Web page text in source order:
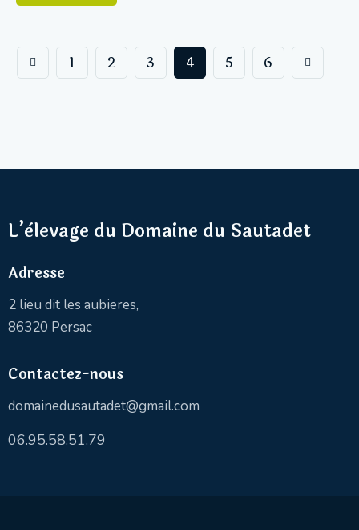
1 2 3 4 5 6
→
L’èlevage du Domaine du Sautadet
Adresse
2 lieu dit les aubieres,
86320 Persac
Contactez-nous
domainedusautadet@gmail.com
06.95.58.51.79